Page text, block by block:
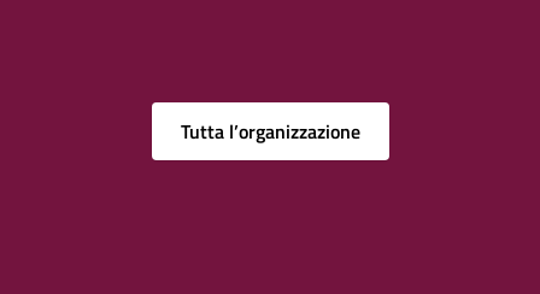
Tutta l’organizzazione